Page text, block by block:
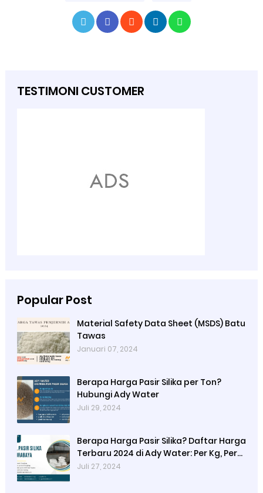
TESTIMONI CUSTOMER
Popular Post
Material Safety Data Sheet (MSDS) Batu
Tawas
Januari 07, 2024
Berapa Harga Pasir Silika per Ton?
Hubungi Ady Water
Juli 29, 2024
Berapa Harga Pasir Silika? Daftar Harga
Terbaru 2024 di Ady Water: Per Kg, Per
Karung, dan Per Ton
Juli 27, 2024